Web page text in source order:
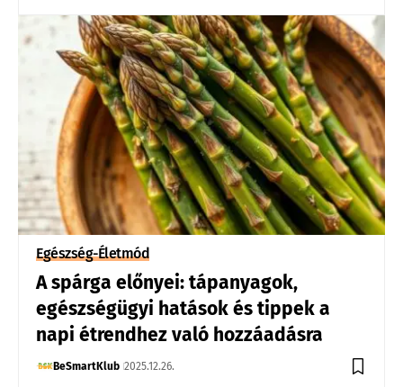
Egészség-Életmód
A spárga előnyei: tápanyagok,
egészségügyi hatások és tippek a
napi étrendhez való hozzáadásra
BeSmartKlub 2025.12.26.